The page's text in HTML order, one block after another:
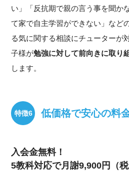
い」「反抗期で親の言う事を聞か
て家で自主学習ができない」など
る気に関する相談にチューターが
子様が勉強に対して前向きに取り
します。
低価格で安心の料
入会金無料！
5教科対応で月謝9,900円（税